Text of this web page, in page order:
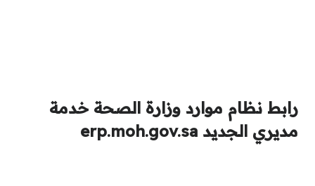
رابط نظام موارد وزارة الصحة خدمة
مديري الجديد erp.moh.gov.sa